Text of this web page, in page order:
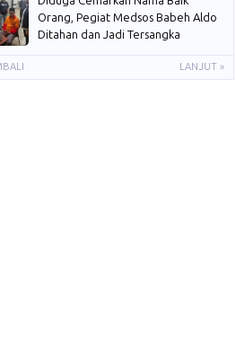
Orang, Pegiat Medsos Babeh Aldo
Ditahan dan Jadi Tersangka
LANJUT »